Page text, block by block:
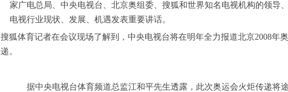
家广电总局、中央电视台、北京奥组委、搜狐和世界知名电视机构的领导
电视行业现状、发展、机遇发表重要讲话。
搜狐体育记者在会议现场了解到，中央电视台将在明年全力报道北京2008年
递。
据中央电视台体育频道总监江和平先生透露，此次奥运会火炬传递将